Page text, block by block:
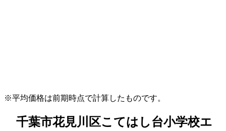
※平均価格は前期時点で計算したものです。
千葉市花見川区こてはし台小学校エ